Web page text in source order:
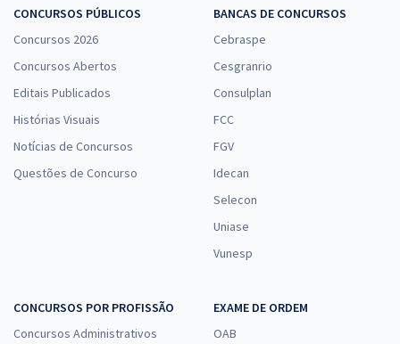
CONCURSOS PÚBLICOS
Concursos 2026
Concursos Abertos
Editais Publicados
Histórias Visuais
Notícias de Concursos
Questões de Concurso
BANCAS DE CONCURSOS
Cebraspe
Cesgranrio
Consulplan
FCC
FGV
Idecan
Selecon
Uniase
Vunesp
CONCURSOS POR PROFISSÃO
Concursos Administrativos
EXAME DE ORDEM
OAB